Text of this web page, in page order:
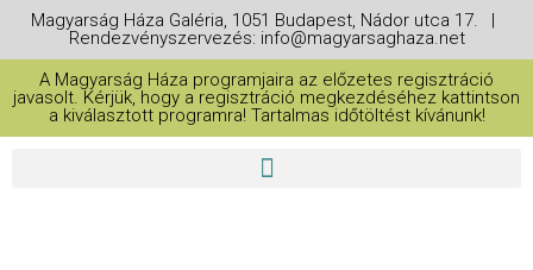
Magyarság Háza Galéria, 1051 Budapest, Nádor utca 17. |
Rendezvényszervezés: info@magyarsaghaza.net
A Magyarság Háza programjaira az előzetes regisztráció
javasolt. Kérjük, hogy a regisztráció megkezdéséhez kattintson
a kiválasztott programra! Tartalmas időtöltést kívánunk!